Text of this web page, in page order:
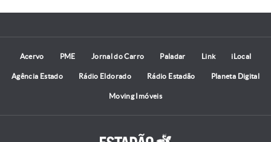
Acervo PME Jornal do Carro Paladar Link iLocal
Agência Estado Rádio Eldorado Rádio Estadão Planeta Digital
Moving Imóveis